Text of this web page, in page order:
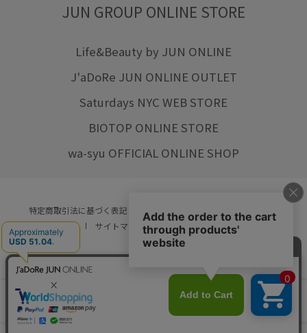
JUN GROUP ONLINE STORE
Life&Beauty by JUN ONLINE
J'aDoRe JUN ONLINE OUTLET
Saturdays NYC WEB STORE
BIOTOP ONLINE STORE
wa-syu OFFICIAL ONLINE SHOP
特定商取引法に基づく表記 プライバシーポリシー
ご利用規約
サイトマップ リクルート ご利用ガイド
© JUN CO.,LTD. ALL RIGHTS RESERVED.
店舗在庫
をみる
カートに入れる